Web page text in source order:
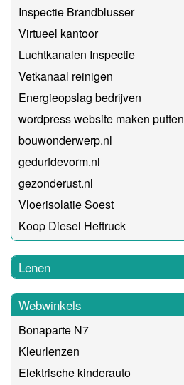
Inspectie Brandblusser
Virtueel kantoor
Luchtkanalen Inspectie
Vetkanaal reinigen
Energieopslag bedrijven
wordpress website maken putten
bouwonderwerp.nl
gedurfdevorm.nl
gezonderust.nl
Vloerisolatie Soest
Koop Diesel Heftruck
Lenen
Webwinkels
Bonaparte N7
Kleurlenzen
Elektrische kinderauto